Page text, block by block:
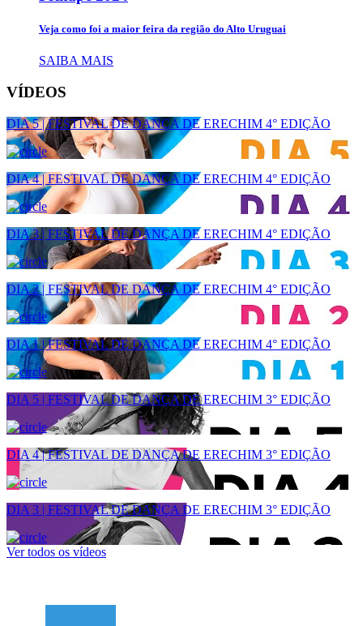
Veja como foi a maior feira da região do Alto Uruguai
SAIBA MAIS
VÍDEOS
DIA 5 | FESTIVAL DE DANÇA DE ERECHIM 4° EDIÇÃO
DIA 4 | FESTIVAL DE DANÇA DE ERECHIM 4° EDIÇÃO
DIA 3 | FESTIVAL DE DANÇA DE ERECHIM 4° EDIÇÃO
DIA 2 | FESTIVAL DE DANÇA DE ERECHIM 4° EDIÇÃO
DIA 1 | FESTIVAL DE DANÇA DE ERECHIM 4° EDIÇÃO
DIA 5 | FESTIVAL DE DANÇA DE ERECHIM 3° EDIÇÃO
DIA 4 | FESTIVAL DE DANÇA DE ERECHIM 3° EDIÇÃO
DIA 3 | FESTIVAL DE DANÇA DE ERECHIM 3° EDIÇÃO
Ver todos os vídeos